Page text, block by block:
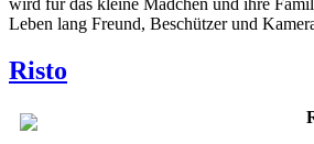
Leben lang Freund, Beschützer und
Risto